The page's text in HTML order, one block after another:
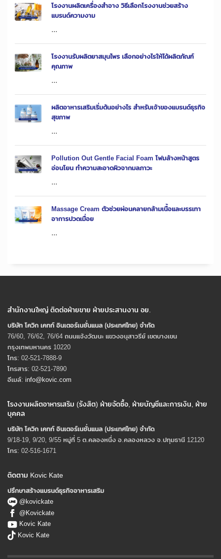
โรงงานผลิตเครื่องสำอาง วิธีเลือกโรงงานช่วยสร้าง
แบรนด์ความงาม
...
โรงงานรับผลิตยาสมุนไพร เลือกอย่างไรให้ได้ผลิตภัณฑ์
คุณภาพ
...
ผลิตอาหารเสริมเริ่มต้นอย่างไร สำหรับเจ้าของแบรนด์ธุรกิจ
สุขภาพ
...
Pollution Out Gentle Facial Foam โฟมล้างหน้าสูตร
อ่อนโยน ทำความสะอาดผิวจากมลภาวะ
...
Massage Cream ตัวช่วยผ่อนคลายกล้ามเนื้อและบรรเทา
อาการปวดเมื่อย
...
สำนักงานใหญ่ ติดต่อฝ่ายขาย ฝ่ายประสานงาน อย.
บริษัท โควิก เคทท์ อินเตอร์เนชั่นแนล (ประเทศไทย) จํากัด
76/60, 76/62, 76/64 ถนนแจ้งวัฒนะ แขวงอนุสาวรีย์ เขตบางเขน
กรุงเทพมหานคร 10220
โทร: 02-521-7888-9
โทรสาร: 02-521-7890
อีเมล์: info@kovic.com
โรงงานผลิตอาหารเสริม (รังสิต) ฝ่ายจัดซื้อ, ฝ่ายบัญชีและการเงิน, ฝ่าย
บุคคล
บริษัท โควิก เคทท์ อินเตอร์เนชั่นแนล (ประเทศไทย) จํากัด
9/18-19, 9/20, 9/55 หมู่ที่ 5 ต.คลองหนึ่ง อ.คลองหลวง จ.ปทุมธานี 12120
โทร: 02-516-1671
ติดตาม Kovic Kate
ปรึกษาสร้างแบรนด์ธุรกิจอาหารเสริม
@kovickate
@Kovickate
Kovic Kate
Kovic Kate